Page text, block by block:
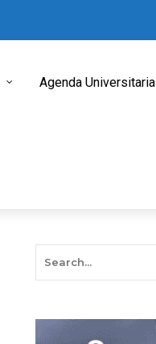
Agenda Universitaria